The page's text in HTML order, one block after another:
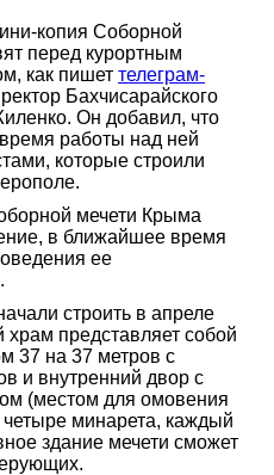
копия Соборной
перед курортным
как пишет телеграм-
Бахчисарайского
Он добавил, что
работы над ней
которые строили
мечети Крыма
в ближайшее время
ее
строить в апреле
храм представляет собой
37 на 37 метров с
и внутренний двор с
(местом для омовения
минарета, каждый
здание мечети сможет